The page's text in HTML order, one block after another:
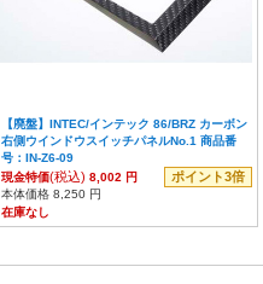
【廃盤】INTEC/インテック 86/BRZ カーボン
右側ウインドウスイッチパネルNo.1 商品番
号：IN-Z6-09
現金特価(税込) 8,002 円 ポイント3倍
本体価格 8,250 円
在庫なし